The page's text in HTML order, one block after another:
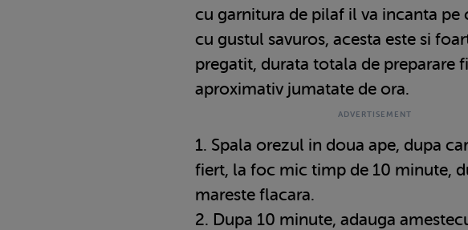
cu garnitura de pilaf il va incanta pe
cu gustul savuros, acesta este si
pregatit, durata totala de preparare
aproximativ jumatate de ora.
1. Spala orezul in doua ape, dupa
fiert, la foc mic timp de 10 minute,
mareste flacara.
2. Dupa 10 minute, adauga